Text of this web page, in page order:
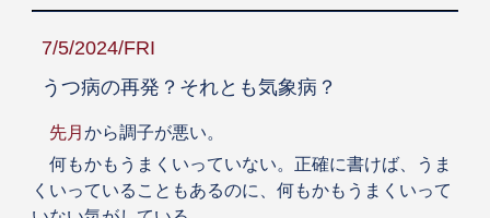
7/5/2024/FRI
うつ病の再発？それとも気象病？
先月 から調子が悪い。
何もかもうまくいっていない。正確に書けば、うま
くいっていることもあるのに、何もかもうまくいって